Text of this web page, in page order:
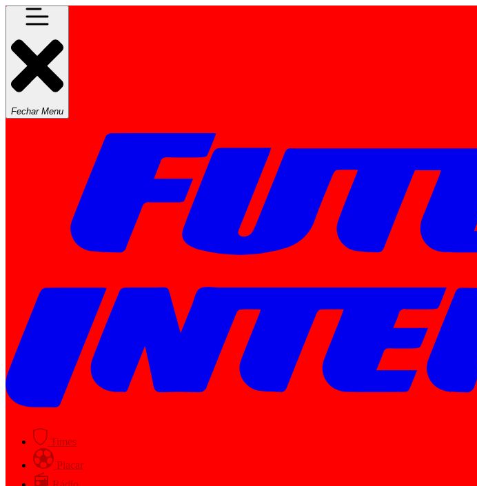
Fechar Menu
Times
Placar